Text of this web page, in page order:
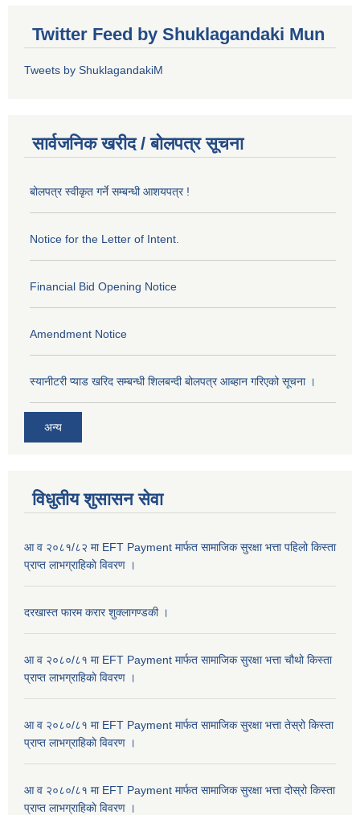
Twitter Feed by Shuklagandaki Mun
Tweets by ShuklagandakiM
सार्वजनिक खरीद / बोलपत्र सूचना
बोलपत्र स्वीकृत गर्ने सम्बन्धी आशयपत्र !
Notice for the Letter of Intent.
Financial Bid Opening Notice
Amendment Notice
स्यानीटरी प्याड खरिद सम्बन्धी शिलबन्दी बोलपत्र आब्हान गरिएको सूचना ।
अन्य
विधुतीय शुसासन सेवा
आ व २०८१/८२ मा EFT Payment मार्फत सामाजिक सुरक्षा भत्ता पहिलो किस्ता
प्राप्त लाभग्राहिकाे विवरण ।
दरखास्त फारम करार शुक्लागण्डकी ।
आ व २०८०/८१ मा EFT Payment मार्फत सामाजिक सुरक्षा भत्ता चौथो किस्ता
प्राप्त लाभग्राहिकाे विवरण ।
आ व २०८०/८१ मा EFT Payment मार्फत सामाजिक सुरक्षा भत्ता तेस्रो किस्ता
प्राप्त लाभग्राहिकाे विवरण ।
आ व २०८०/८१ मा EFT Payment मार्फत सामाजिक सुरक्षा भत्ता दोस्रो किस्ता
प्राप्त लाभग्राहिकाे विवरण ।